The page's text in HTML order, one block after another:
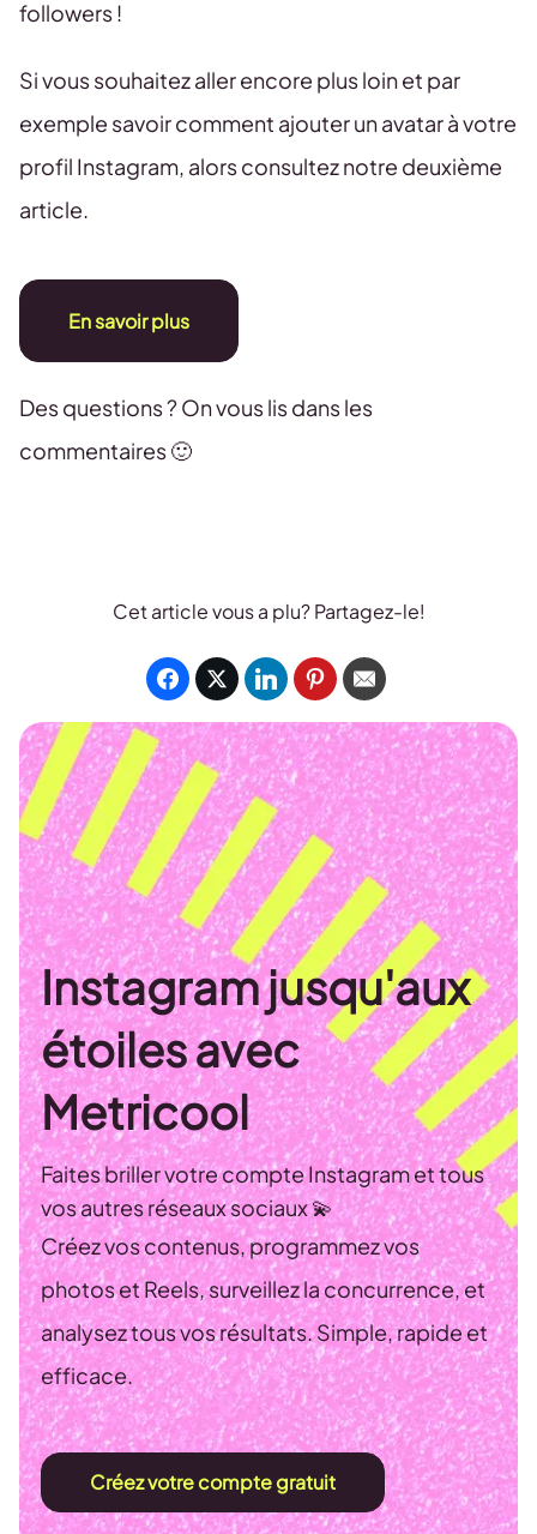
followers !
Si vous souhaitez aller encore plus loin et par
exemple savoir comment ajouter un avatar à votre
profil Instagram, alors consultez notre deuxième
article.
En savoir plus
Des questions ? On vous lis dans les
commentaires 🙂
Cet article vous a plu? Partagez-le!
Instagram jusqu'aux
étoiles avec
Metricool
Faites briller votre compte Instagram et tous
vos autres réseaux sociaux 💫
Créez vos contenus, programmez vos
photos et Reels, surveillez la concurrence, et
analysez tous vos résultats. Simple, rapide et
efficace.
Créez votre compte gratuit